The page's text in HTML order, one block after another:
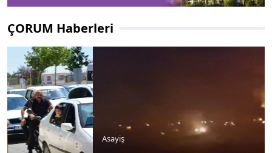
ÇORUM Haberleri
Asayiş